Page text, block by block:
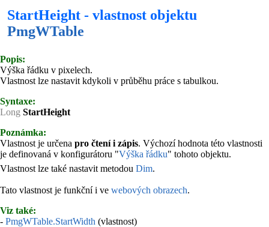
StartHeight - vlastnost objektu
PmgWTable
Popis:
Výška řádku v pixelech.
Vlastnost lze nastavit kdykoli v průběhu práce s tabulkou.
Syntaxe:
Long StartHeight
Poznámka:
Vlastnost je určena pro čtení i zápis. Výchozí hodnota této vlastnosti
je definovaná v konfigurátoru "Výška řádku" tohoto objektu.
Vlastnost lze také nastavit metodou Dim.
Tato vlastnost je funkční i ve webových obrazech.
Viz také:
- PmgWTable.StartWidth (vlastnost)